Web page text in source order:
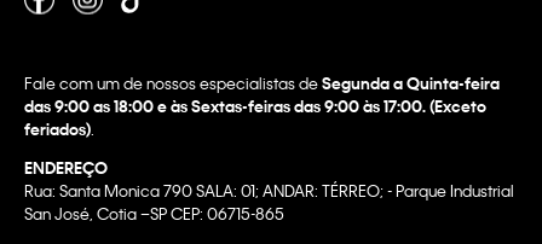
Fale com um de nossos especialistas deSegunda a Quinta-feira
das 9:00 as 18:00 e às Sextas-feiras das 9:00 às 17:00. (Exceto
feriados)
ENDEREÇO
Rua: Santa Monica 790 SALA: 01; ANDAR: TÉRREO; - Parque Industrial
San José, Cotia –SP CEP: 06715-865